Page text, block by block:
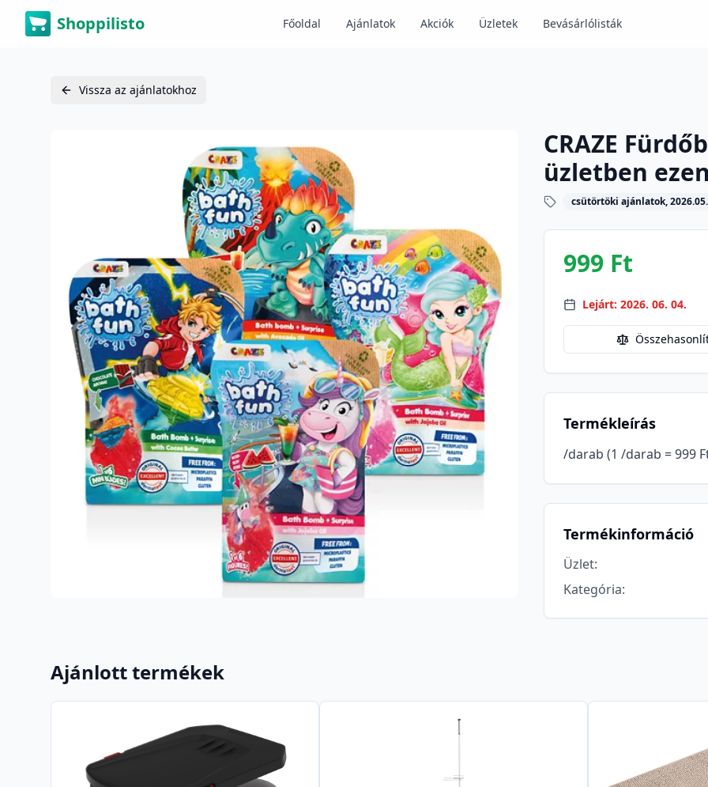
Shoppilisto Főoldal Ajánlatok Akciók Üzletek Bevásárlólisták
Vissza az ajánlatokhoz
CRAZE
üzletben
csütörtöki ajánlatok,
999 Ft
Lejárt: 2026. 06. 04.
Termékleírás
/darab (1 /darab = 999
Termékinformáció
Üzlet:
Kategória:
Ajánlott termékek